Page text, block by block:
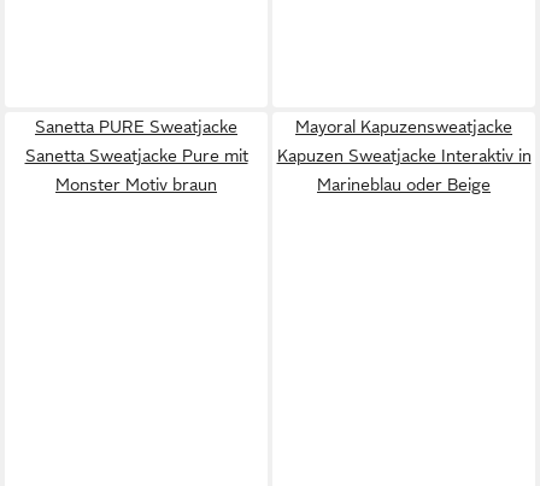
Sanetta PURE Sweatjacke
Sanetta Sweatjacke Pure mit
Monster Motiv braun
Mayoral Kapuzensweatjacke
Kapuzen Sweatjacke Interaktiv in
Marineblau oder Beige